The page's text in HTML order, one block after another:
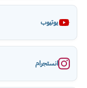
يوتيوب
انستجرام